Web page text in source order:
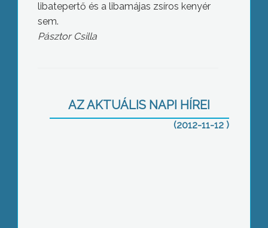
libatepertő és a libamájas zsíros kenyér
sem.
Pásztor Csilla
AZ AKTUÁLIS NAPI HÍREI
(2012-11-12 )